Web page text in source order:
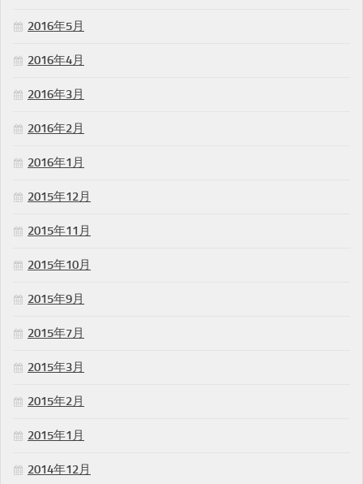
2016年5月
2016年4月
2016年3月
2016年2月
2016年1月
2015年12月
2015年11月
2015年10月
2015年9月
2015年7月
2015年3月
2015年2月
2015年1月
2014年12月